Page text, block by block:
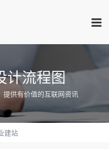
计流程图
提供有价值的互联网资讯
建站